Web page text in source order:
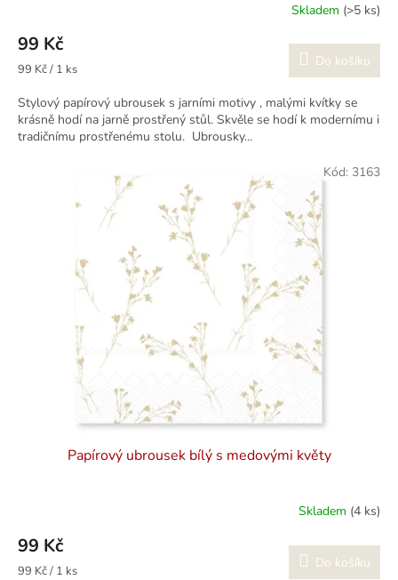
Skladem (>5 ks)
99 Kč
Měrná
99 Kč / 1 ks Do košíku
Stylový papírový ubrousek s jarními motivy , malými kvítky se
krásně hodí na jarně prostřený stůl. Skvěle se hodí k modernímu i
tradičnímu prostřenému stolu. Ubrousky...
Papírový ubrousek bílý s medovými květy
Skladem (4 ks)
99 Kč
Měrná
99 Kč / 1 ks Do košíku
Kód: 3163